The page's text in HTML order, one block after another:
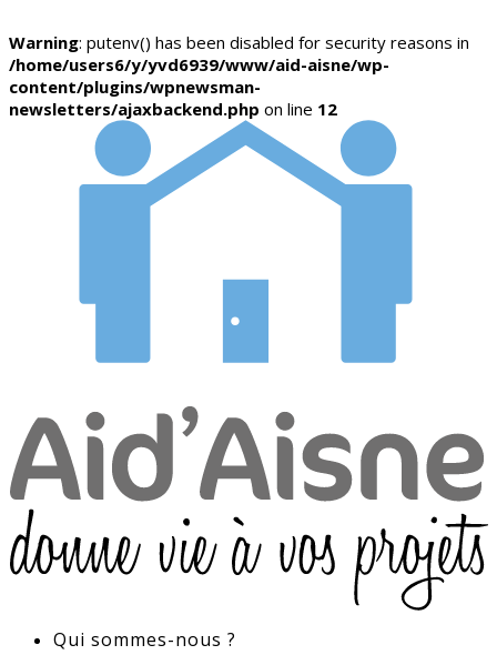
Warning: putenv() has been disabled for security reasons in
/home/users6/y/yvd6939/www/aid-aisne/wp-
content/plugins/wpnewsman-
newsletters/ajaxbackend.php on line 12
Qui sommes-nous ?